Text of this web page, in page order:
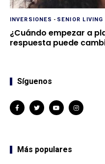
INVERSIONES - SENIOR LIVING
¿Cuándo empezar a
respuesta puede
Síguenos
Más populares